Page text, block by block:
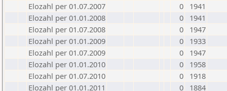
Elozahl per 01.07.2007
0
1941
Elozahl per 01.01.2008
0
1941
Elozahl per 01.07.2008
0
1947
Elozahl per 01.01.2009
0
1933
Elozahl per 01.07.2009
0
1947
Elozahl per 01.01.2010
0
1958
Elozahl per 01.07.2010
0
1918
Elozahl per 01.01.2011
0
1884